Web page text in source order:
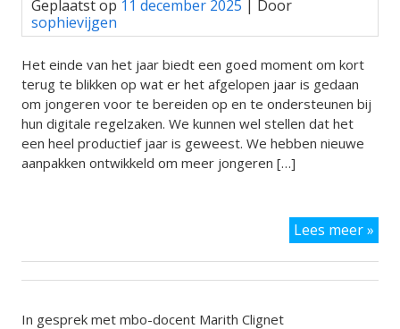
Geplaatst op 11 december 2025 | Door
sophievijgen
Het einde van het jaar biedt een goed moment om kort
terug te blikken op wat er het afgelopen jaar is gedaan
om jongeren voor te bereiden op en te ondersteunen bij
hun digitale regelzaken. We kunnen wel stellen dat het
een heel productief jaar is geweest. We hebben nieuwe
aanpakken ontwikkeld om meer jongeren […]
Lees meer »
op
In gesprek met mbo-docent Marith Clignet